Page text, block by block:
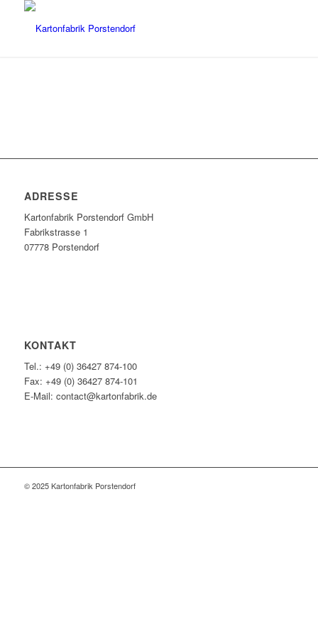
ADRESSE
Kartonfabrik Porstendorf GmbH
Fabrikstrasse 1
07778 Porstendorf
KONTAKT
Tel.: +49 (0) 36427 874-100
Fax: +49 (0) 36427 874-101
E-Mail: contact@kartonfabrik.de
© 2025 Kartonfabrik Porstendorf